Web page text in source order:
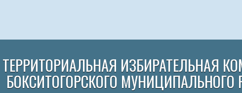
ТЕРРИТОРИАЛЬНАЯ ИЗБИРАТЕЛЬНАЯ
БОКСИТОГОРСКОГО МУНИЦИПАЛЬНОГО